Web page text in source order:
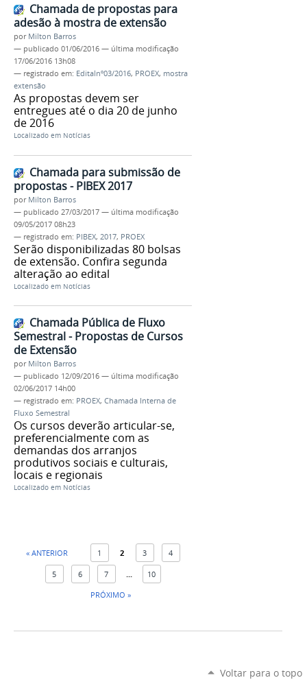
Chamada de propostas para
adesão à mostra de extensão
por Milton Barros
— publicado 01/06/2016 — última modificação
17/06/2016 13h08
— registrado em: Editalnº03/2016, PROEX, mostra
extensão
As propostas devem ser
entregues até o dia 20 de junho
de 2016
Localizado em Notícias
Chamada para submissão de
propostas - PIBEX 2017
por Milton Barros
— publicado 27/03/2017 — última modificação
09/05/2017 08h23
— registrado em: PIBEX, 2017, PROEX
Serão disponibilizadas 80 bolsas
de extensão. Confira segunda
alteração ao edital
Localizado em Notícias
Chamada Pública de Fluxo
Semestral - Propostas de Cursos
de Extensão
por Milton Barros
— publicado 12/09/2016 — última modificação
02/06/2017 14h00
— registrado em: PROEX, Chamada Interna de
Fluxo Semestral
Os cursos deverão articular-se,
preferencialmente com as
demandas dos arranjos
produtivos sociais e culturais,
locais e regionais
Localizado em Notícias
« ANTERIOR 1 2 3 4
5 6 7 ...
10
PRÓXIMO »
Voltar para o topo